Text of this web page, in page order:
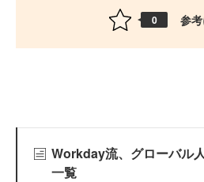
0 参
Workday流、グローバル
一覧